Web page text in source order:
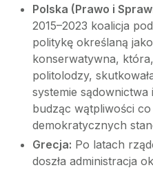
Polska (Prawo i
2015–2023 koalicja
politykę określaną
konserwatywna,
politolodzy,
systemie
budząc wątpliwości
demokratycznych
Grecja: Po latach
doszła administracja